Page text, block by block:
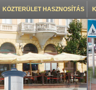
KÖZTERÜLET HASZNOSÍTÁS